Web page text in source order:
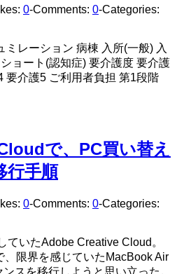
0-Comments: 0-Categories:
ミレーション 病棟 入所(一般) 入
ョート(認知症) 要介護度 要介護
要介護5 ご利用者負担 第1段階
で、PC買い替え
行手順
0-Comments: 0-Categories:
ていたAdobe Creative Cloud。
限界を感じていたMacBook Air
スを移行しようと思い立った。